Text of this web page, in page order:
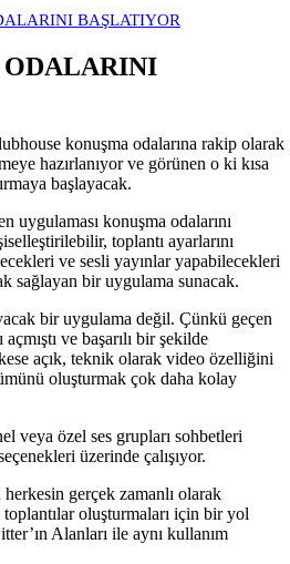
BAŞLATIYOR
ODALARINI
konuşma odalarına rakip olarak
hazırlanıyor ve görünen o ki kısa
başlayacak.
uygulaması konuşma odalarını
toplantı ayarlarını
ve sesli yayınlar yapabilecekleri
sağlayan bir uygulama sunacak.
bir uygulama değil. Çünkü geçen
ve başarılı bir şekilde
açık, teknik olarak video özelliğini
oluşturmak çok daha kolay
veya özel ses grupları sohbetleri
üzerinde çalışıyor.
herkesin gerçek zamanlı olarak
oluşturmaları için bir yol
Alanları ile aynı kullanım